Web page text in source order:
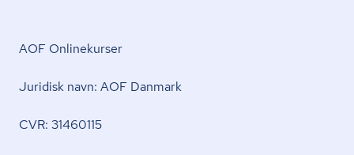
AOF Onlinekurser
Juridisk navn: AOF Danmark
CVR: 31460115